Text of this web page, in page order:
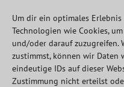
Um dir ein optimales
Technologien wie Cookies,
und/oder darauf zuzugreifen.
zustimmst, können wir Daten
eindeutige IDs auf dieser
Zustimmung nicht erteilst
Branchen
Referenzen
Partner
Karriere